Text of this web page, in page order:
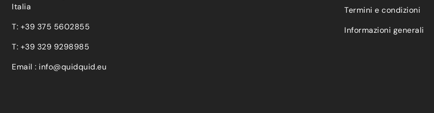
Italia
T: +39 375 5602855
T: +39 329 9298985
Email : info@quidquid.eu
Termini e condizioni
Informazioni generali